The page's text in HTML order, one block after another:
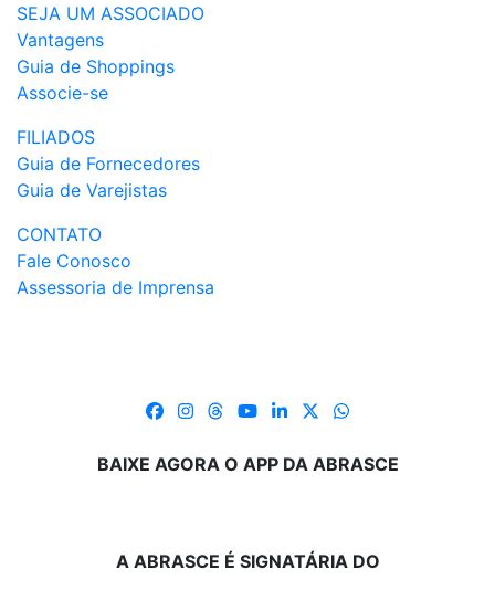
SEJA UM ASSOCIADO
Vantagens
Guia de Shoppings
Associe-se
FILIADOS
Guia de Fornecedores
Guia de Varejistas
CONTATO
Fale Conosco
Assessoria de Imprensa
BAIXE AGORA O APP DA ABRASCE
A ABRASCE É SIGNATÁRIA DO